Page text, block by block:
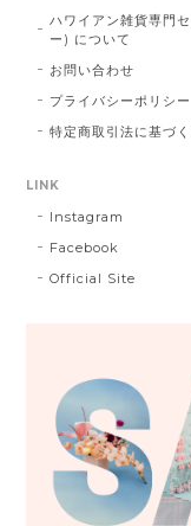
ハワイアン雑貨専門
ー) について
お問い合わせ
プライバシーポリシー
特定商取引法に基づ
LINK
Instagram
Facebook
Official Site